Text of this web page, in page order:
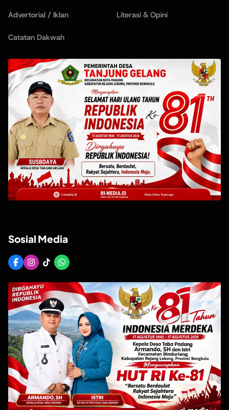
Advertorial / Iklan Literasi & Opini
Catatan Dakwah
Sosial Media